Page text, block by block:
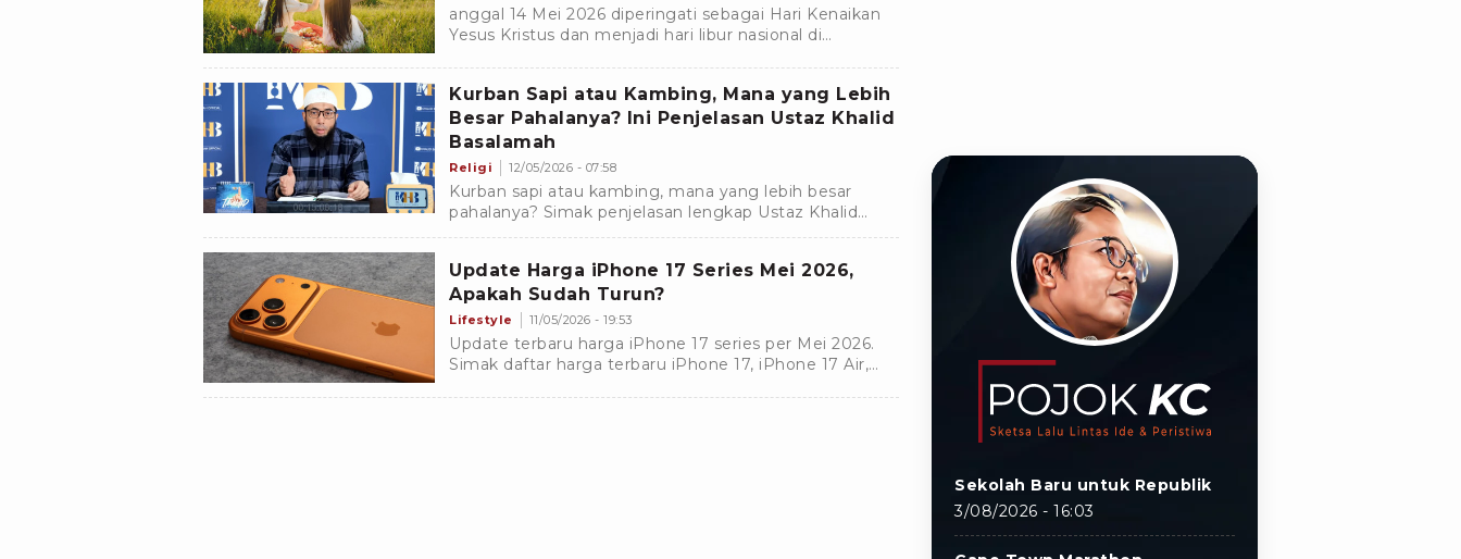
anggal 14 Mei 2026 diperingati sebagai Hari Kenaikan
Yesus Kristus dan menjadi hari libur nasional di
Kurban Sapi atau Kambing, Mana yang Lebih
Besar Pahalanya? Ini Penjelasan Ustaz Khalid
Basalamah
Religi 12/05/2026 - 07:58
Kurban sapi atau kambing, mana yang lebih besar
pahalanya? Simak penjelasan lengkap Ustaz Khalid
Basalamah tentang hewan kurban paling afdal
Update Harga iPhone 17 Series Mei 2026,
Apakah Sudah Turun?
Lifestyle 11/05/2026 - 19:53
Update terbaru harga iPhone 17 series per Mei 2026.
Simak daftar harga terbaru iPhone 17, iPhone 17 Air,
Sekolah Baru untuk Republik
3/08/2026 - 16:03